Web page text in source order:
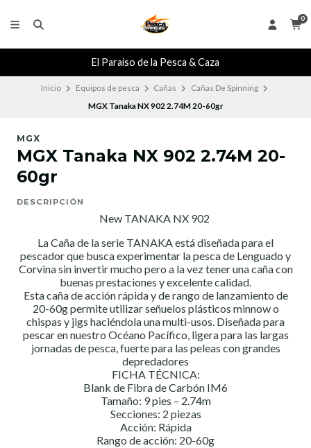
0
El Paraiso de la Pesca & Caza
Inicio Equipos de pesca Cañas
Cañas De Spinning
MGX Tanaka NX 902 2.74M 20-60gr
MGX
MGX Tanaka NX 902 2.74M 20-
60gr
DESCRIPCIÓN
New TANAKA NX 902
La Caña de la serie TANAKA está diseñada para el
pescador que busca experimentar la pesca de Lenguado y
Corvina sin invertir mucho pero a la vez tener una caña con
buenas prestaciones y excelente calidad.
Esta caña de acción rápida y de rango de lanzamiento de
20-60g permite utilizar señuelos plásticos minnow o
chispas y jigs haciéndola una multi-usos. Diseñada para
pescar en nuestro Océano Pacífico, ligera para las largas
jornadas de pesca, fuerte para las peleas con grandes
depredadores
FICHA TÉCNICA:
Blank de Fibra de Carbón IM6
Tamaño: 9 pies – 2.74m
Secciones: 2 piezas
Acción: Rápida
Rango de acción: 20-60g